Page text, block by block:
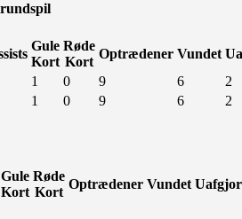
Gule
Kort
Røde
Kort
Optrædener Vundet
1 0 9 6
2
1 0 9 6 2
Gule
Kort
Røde
Kort
Optrædener Vundet